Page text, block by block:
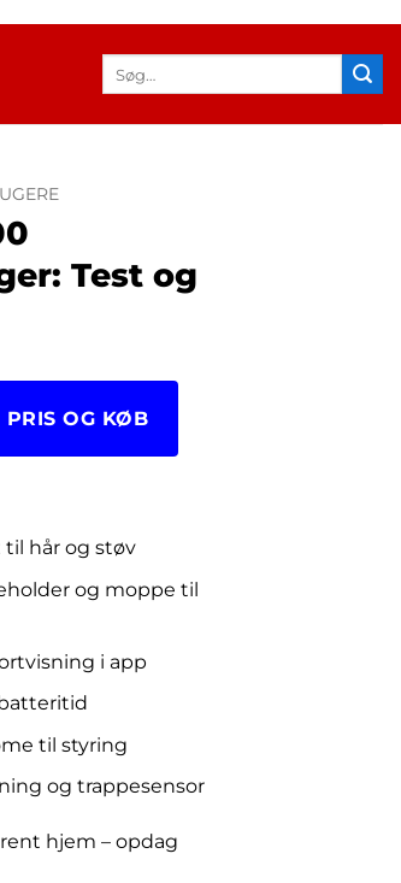
efter:
Test og
PRIS OG KØB
til hår og støv
og moppe til
i app
til styring
og trappesensor
hjem – opdag